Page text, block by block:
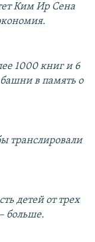
Ким Ир Сена
1000 книг и 6
в память о
транслировали
детей от трех
больше.